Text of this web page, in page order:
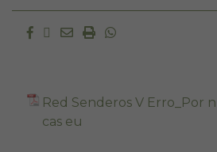
Facebook
Twitter
EmailImprimir
Whatsapp
Red Senderos V Erro_Por
cas eu